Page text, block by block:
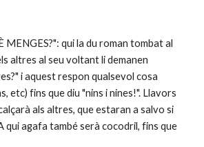
MENGES?": qui la du roman tombat al
altres al seu voltant li demanen
i aquest respon qualsevol cosa
etc) fins que diu "nins i nines!". Llavors
als altres, que estaran a salvo si
qui agafa també serà cocodril, fins que